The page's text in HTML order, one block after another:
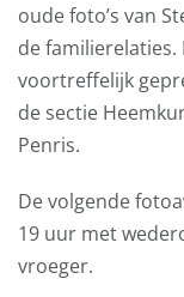
oude foto’s van
de
voortreffelijk
de sectie
Penris.
De volgende
19 uur met
vroeger.